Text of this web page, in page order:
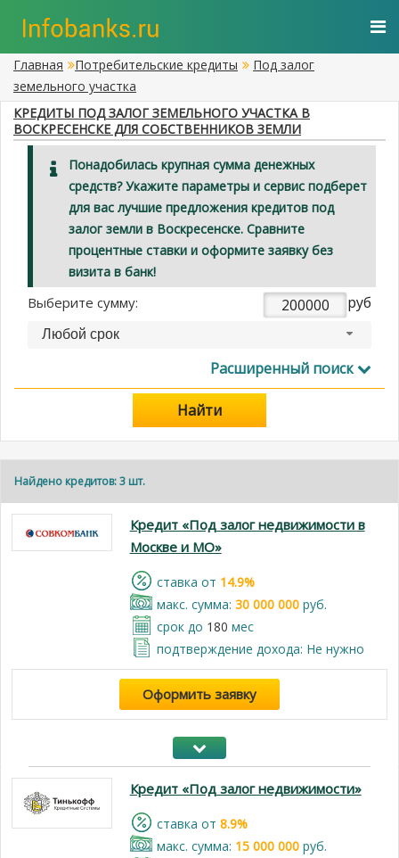
Главная Потребительские кредиты
Под залог
земельного участка
КРЕДИТЫ ПОД ЗАЛОГ ЗЕМЕЛЬНОГО УЧАСТКА В
ВОСКРЕСЕНСКЕ ДЛЯ СОБСТВЕННИКОВ ЗЕМЛИ
Понадобилась крупная сумма денежных
средств? Укажите параметры и сервис подберет
для вас лучшие предложения кредитов под
залог земли в Воскресенске. Сравните
процентные ставки и оформите заявку без
визита в банк!
Выберите сумму: руб
Любой срок
Расширенный поиск
Найти
Найдено кредитов: 3 шт.
Кредит «Под залог недвижимости в
Москве и МО»
cтавка от 14.9%
макс. сумма: 30 000 000руб.
срок до 180 мес
подтверждение дохода: Не нужно
Оформить заявку
Кредит «Под залог недвижимости»
cтавка от 8.9%
макс. сумма: 15 000 000руб.